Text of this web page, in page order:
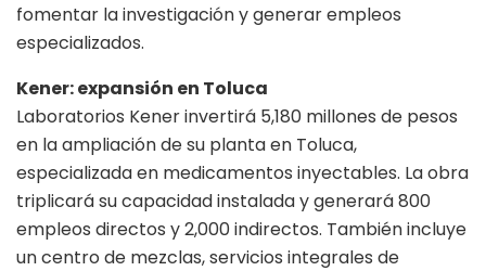
fomentar la investigación y generar empleos
especializados.
Kener: expansión en Toluca
Laboratorios Kener invertirá 5,180 millones de pesos
en la ampliación de su planta en Toluca,
especializada en medicamentos inyectables. La obra
triplicará su capacidad instalada y generará 800
empleos directos y 2,000 indirectos. También incluye
un centro de mezclas, servicios integrales de